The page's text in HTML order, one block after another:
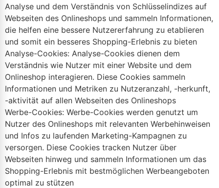
Analyse und dem Verständnis von Schlüsselindizes auf
Webseiten des Onlineshops und sammeln Informationen,
die helfen eine bessere Nutzererfahrung zu etablieren
und somit ein besseres Shopping-Erlebnis zu bieten
Analyse-Cookies: Analyse-Cookies dienen dem
Verständnis wie Nutzer mit einer Website und dem
Onlineshop interagieren. Diese Cookies sammeln
Informationen und Metriken zu Nutzeranzahl, -herkunft,
-aktivität auf allen Webseiten des Onlineshops
Werbe-Cookies: Werbe-Cookies werden genutzt um
Nutzer des Onlineshops mit relevanten Werbehinweisen
und Infos zu laufenden Marketing-Kampagnen zu
versorgen. Diese Cookies tracken Nutzer über
Webseiten hinweg und sammeln Informationen um das
Shopping-Erlebnis mit bestmöglichen Werbeangeboten
optimal zu stützen